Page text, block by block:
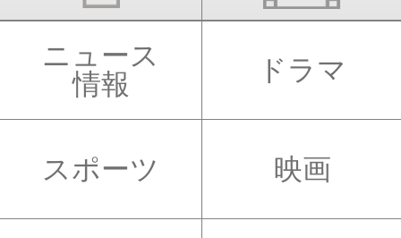
ニュース
情報
ドラマ
スポーツ 映画